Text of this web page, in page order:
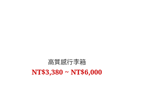
高質感行李箱
NT$3,380 ~ NT$6,000